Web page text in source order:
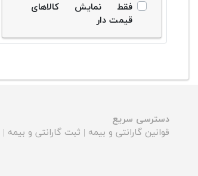
فقط نمایش کالاهای
قیمت دار
دسترسی سریع
قوانین گارانتی و بیمه | ثبت گارانتی و بیمه |